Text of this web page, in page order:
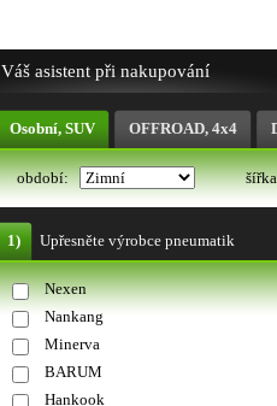
Váš asistent při nakupování
Osobní, SUV OFFROAD, 4x4
období:
1) Upřesněte výrobce pneumatik
Nexen
Nankang
Minerva
BARUM
Hankook